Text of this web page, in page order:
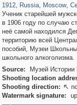
1912, Russia, Moscow,
Ученик старейшей
в 1906 году по случаю
неё самой находился
территорию всей
пособий, Музеи
школьного алкоголизма.
Source:
Музей Истории
Shooting location
Shooting direction: 
Watermark signature: